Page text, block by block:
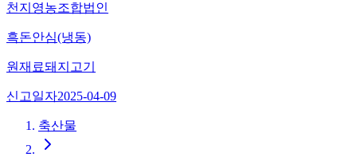
천지영농조합법인
흑돈안심(냉동)
원재료돼지고기
신고일자2025-04-09
축산물